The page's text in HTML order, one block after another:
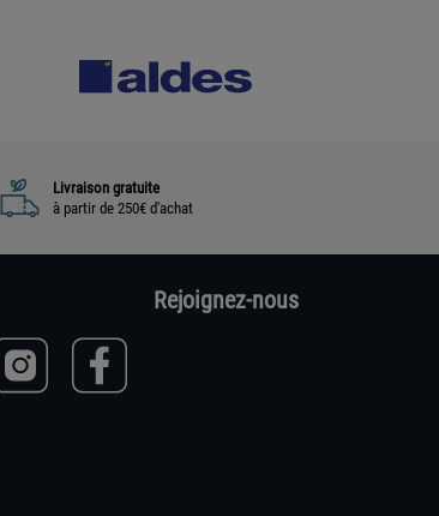
Livraison gratuite
à partir de 250€ d'achat
Rejoignez-nous